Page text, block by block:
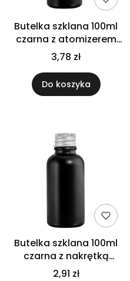
Butelka szklana 100ml
czarna z atomizerem
srebrnym
3,78 zł
Do koszyka
Butelka szklana 100ml
czarna z nakrętką
aluminiową
2,91 zł